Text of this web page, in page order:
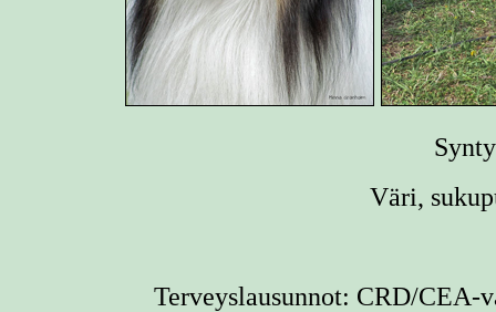
Väri,
Terveyslausunnot: CRD/CEA-